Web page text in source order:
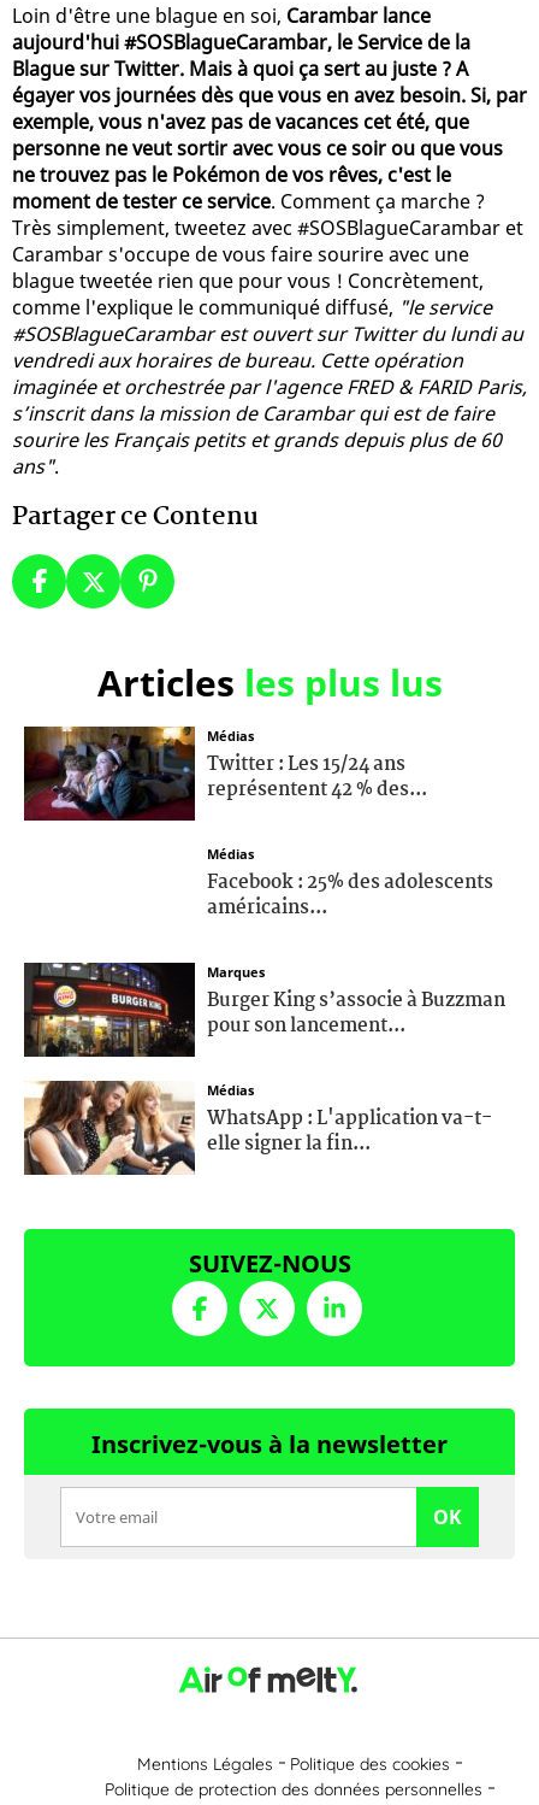
Loin d'être une blague en soi, Carambar lance
aujourd'hui #SOSBlagueCarambar, le Service de la
Blague sur Twitter. Mais à quoi ça sert au juste ? A
égayer vos journées dès que vous en avez besoin. Si, par
exemple, vous n'avez pas de vacances cet été, que
personne ne veut sortir avec vous ce soir ou que vous
ne trouvez pas le Pokémon de vos rêves, c'est le
moment de tester ce service. Comment ça marche ?
Très simplement, tweetez avec #SOSBlagueCarambar et
Carambar s'occupe de vous faire sourire avec une
blague tweetée rien que pour vous ! Concrètement,
comme l'explique le communiqué diffusé, "le service
#SOSBlagueCarambar est ouvert sur Twitter du lundi au
vendredi aux horaires de bureau. Cette opération
imaginée et orchestrée par l'agence FRED & FARID Paris,
s’inscrit dans la mission de Carambar qui est de faire
sourire les Français petits et grands depuis plus de 60
ans".
Partager ce Contenu
Articles les plus lus
Médias
Twitter : Les 15/24 ans
représentent 42 % des...
Médias
Facebook : 25% des adolescents
américains...
Marques
Burger King s’associe à Buzzman
pour son lancement...
Médias
WhatsApp : L'application va-t-
elle signer la fin...
SUIVEZ-NOUS
Inscrivez-vous à la newsletter
OK
Mentions Légales
Politique des cookies
Politique de protection des données personnelles